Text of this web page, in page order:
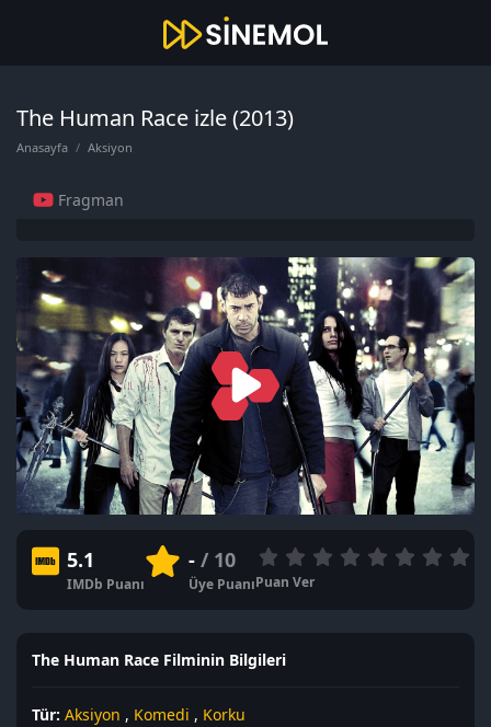
The Human Race izle (2013)
Anasayfa Aksiyon
Fragman
5.1
IMDb Puanı
-/ 10
Üye PuanıPuan Ver
The Human Race Filminin Bilgileri
Tür: Aksiyon , Komedi , Korku